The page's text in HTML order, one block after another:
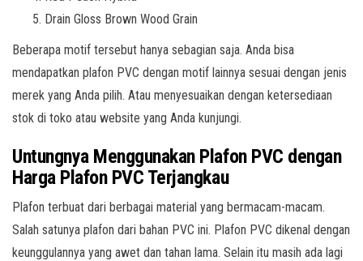
Drain Gloss Brown Wood Grain
Beberapa motif tersebut hanya sebagian saja. Anda bisa
mendapatkan plafon PVC dengan motif lainnya sesuai dengan jenis
merek yang Anda pilih. Atau menyesuaikan dengan ketersediaan
stok di toko atau website yang Anda kunjungi.
Untungnya Menggunakan Plafon PVC dengan
Harga Plafon PVC Terjangkau
Plafon terbuat dari berbagai material yang bermacam-macam.
Salah satunya plafon dari bahan PVC ini. Plafon PVC dikenal dengan
keunggulannya yang awet dan tahan lama. Selain itu masih ada lagi